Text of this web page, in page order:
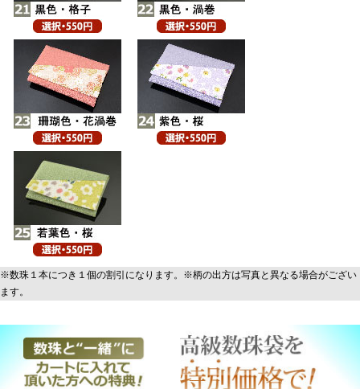
※数珠１本につき１個の割引になります。※柄の出方は写真と異なる場合がござい
ます。